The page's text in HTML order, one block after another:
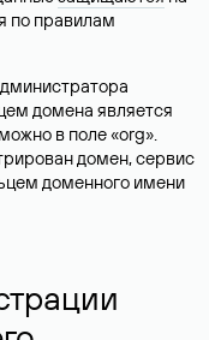
по правилам
домена является
в поле «org».
домен, сервис
доменного имени